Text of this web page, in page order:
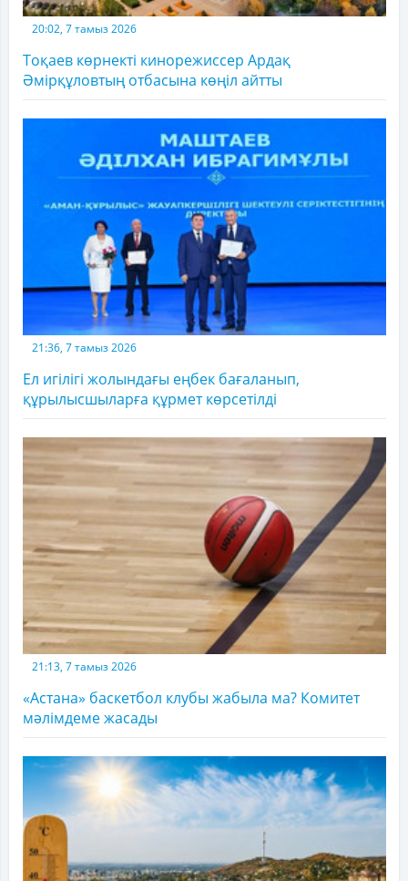
20:02, 7 тамыз 2026
Тоқаев көрнекті кинорежиссер Ардақ
Әмірқұловтың отбасына көңіл айтты
21:36, 7 тамыз 2026
Ел игілігі жолындағы еңбек бағаланып,
құрылысшыларға құрмет көрсетілді
21:13, 7 тамыз 2026
«Астана» баскетбол клубы жабыла ма? Комитет
мәлімдеме жасады